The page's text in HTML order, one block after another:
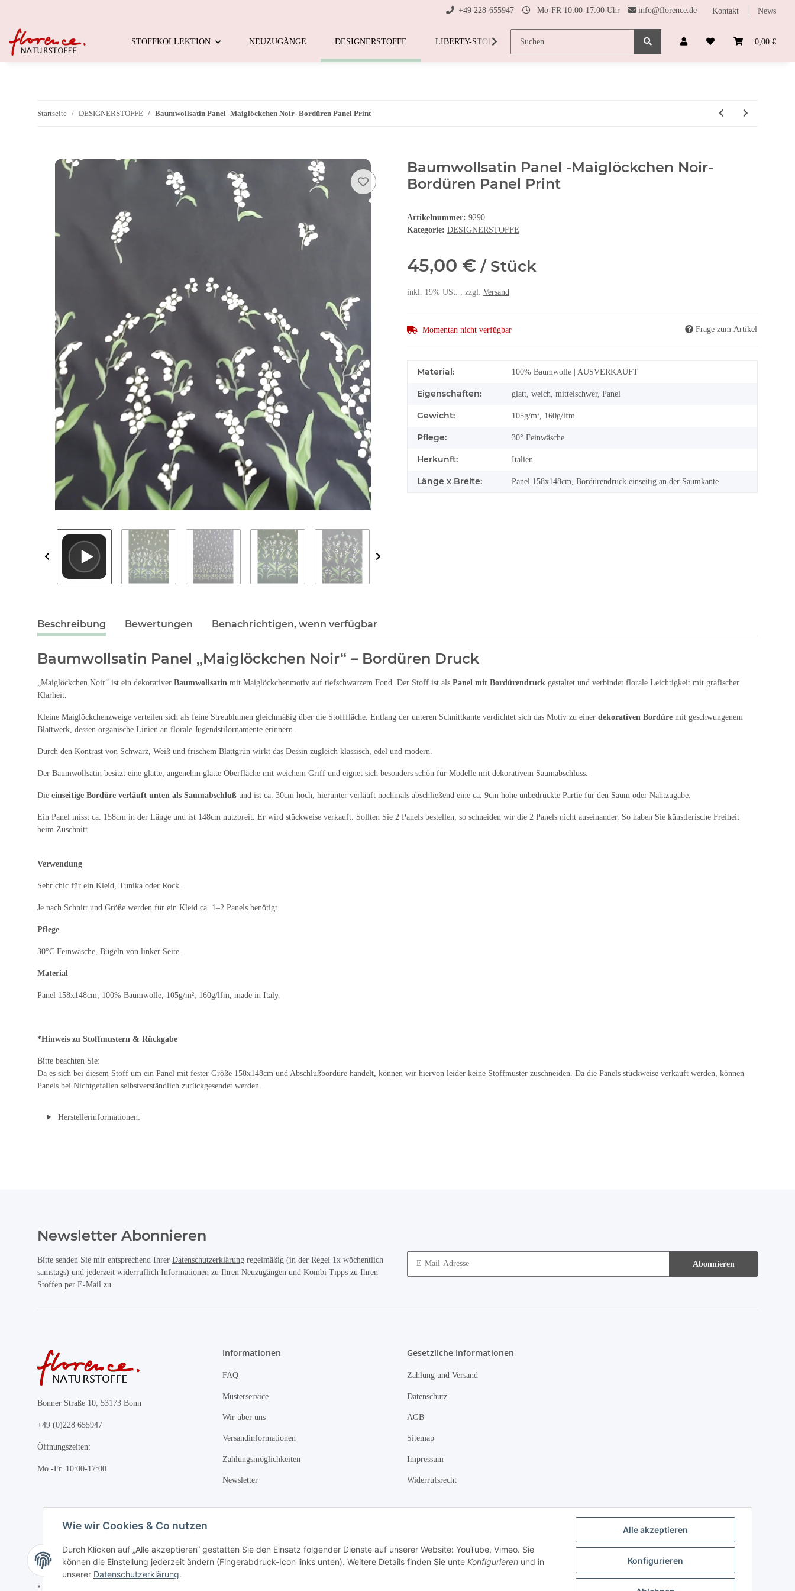
+49 228-655947 Mo-FR 10:00-17:00 Uhr info@florence.de Kontakt News
0,00 €
STOFFKOLLEKTION NEUZUGÄNGE DESIGNERSTOFFE LIBERTY-STOFFE SONDERPREISE FARBHARMONIE FUNDGRUBE
Startseite DESIGNERSTOFFE Baumwollsatin Panel -Maiglöckchen Noir- Bordüren Panel Print
Baumwollsatin Panel -Maiglöckchen Noir-
Bordüren Panel Print
Artikelnummer: 9290
Kategorie: DESIGNERSTOFFE
45,00 € / Stück
inkl. 19% USt. , zzgl. Versand
Momentan nicht verfügbar Frage zum Artikel
Material: 100% Baumwolle | AUSVERKAUFT
Eigenschaften: glatt, weich, mittelschwer, Panel
Gewicht: 105g/m², 160g/lfm
Pflege: 30° Feinwäsche
Herkunft: Italien
Länge x Breite: Panel 158x148cm, Bordürendruck einseitig an der Saumkante
Beschreibung Bewertungen Benachrichtigen, wenn verfügbar
Baumwollsatin Panel „Maiglöckchen Noir“ – Bordüren Druck
„Maiglöckchen Noir“ ist ein dekorativer Baumwollsatin mit Maiglöckchenmotiv auf tiefschwarzem Fond. Der Stoff ist als Panel mit Bordürendruck gestaltet und verbindet florale Leichtigkeit mit grafischer
Klarheit.
Kleine Maiglöckchenzweige verteilen sich als feine Streublumen gleichmäßig über die Stofffläche. Entlang der unteren Schnittkante verdichtet sich das Motiv zu einer dekorativen Bordüre mit geschwungenem
Blattwerk, dessen organische Linien an florale Jugendstilornamente erinnern.
Durch den Kontrast von Schwarz, Weiß und frischem Blattgrün wirkt das Dessin zugleich klassisch, edel und modern.
Der Baumwollsatin besitzt eine glatte, angenehm glatte Oberfläche mit weichem Griff und eignet sich besonders schön für Modelle mit dekorativem Saumabschluss.
Die einseitige Bordüre verläuft unten als Saumabschluß und ist ca. 30cm hoch, hierunter verläuft nochmals abschließend eine ca. 9cm hohe unbedruckte Partie für den Saum oder Nahtzugabe.
Ein Panel misst ca. 158cm in der Länge und ist 148cm nutzbreit. Er wird stückweise verkauft. Sollten Sie 2 Panels bestellen, so schneiden wir die 2 Panels nicht auseinander. So haben Sie künstlerische Freiheit
beim Zuschnitt.
Verwendung
Sehr chic für ein Kleid, Tunika oder Rock.
Je nach Schnitt und Größe werden für ein Kleid ca. 1–2 Panels benötigt.
Pflege
30°C Feinwäsche, Bügeln von linker Seite.
Material
Panel 158x148cm, 100% Baumwolle, 105g/m², 160g/lfm, made in Italy.
*Hinweis zu Stoffmustern & Rückgabe
Bitte beachten Sie:
Da es sich bei diesem Stoff um ein Panel mit fester Größe 158x148cm und Abschlußbordüre handelt, können wir hiervon leider keine Stoffmuster zuschneiden. Da die Panels stückweise verkauft werden, können
Panels bei Nichtgefallen selbstverständlich zurückgesendet werden.
Herstellerinformationen:
Newsletter Abonnieren
Bitte senden Sie mir entsprechend Ihrer Datenschutzerklärung regelmäßig (in der Regel 1x wöchentlich
samstags) und jederzeit widerruflich Informationen zu Ihren Neuzugängen und Kombi Tipps zu Ihren
Stoffen per E-Mail zu.
Abonnieren
Bonner Straße 10, 53173 Bonn
+49 (0)228 655947
Öffnungszeiten:
Mo.-Fr. 10:00-17:00
Informationen
FAQ
Musterservice
Wir über uns
Versandinformationen
Zahlungsmöglichkeiten
Newsletter
Gesetzliche Informationen
Zahlung und Versand
Datenschutz
AGB
Sitemap
Impressum
Widerrufsrecht
* Alle Preise inkl. gesetzlicher USt., zzgl.
Wie wir Cookies & Co nutzen
Durch Klicken auf „Alle akzeptieren“ gestatten Sie den Einsatz folgender Dienste auf unserer Website: YouTube, Vimeo. Sie
können die Einstellung jederzeit ändern (Fingerabdruck-Icon links unten). Weitere Details finden Sie unte Konfigurieren und in
unserer Datenschutzerklärung.
Alle akzeptieren
Konfigurieren